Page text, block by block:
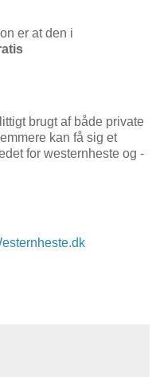
er at den i
brugt af både private
kan få sig et
for westernheste og -